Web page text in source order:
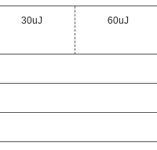
30uJ 60uJ